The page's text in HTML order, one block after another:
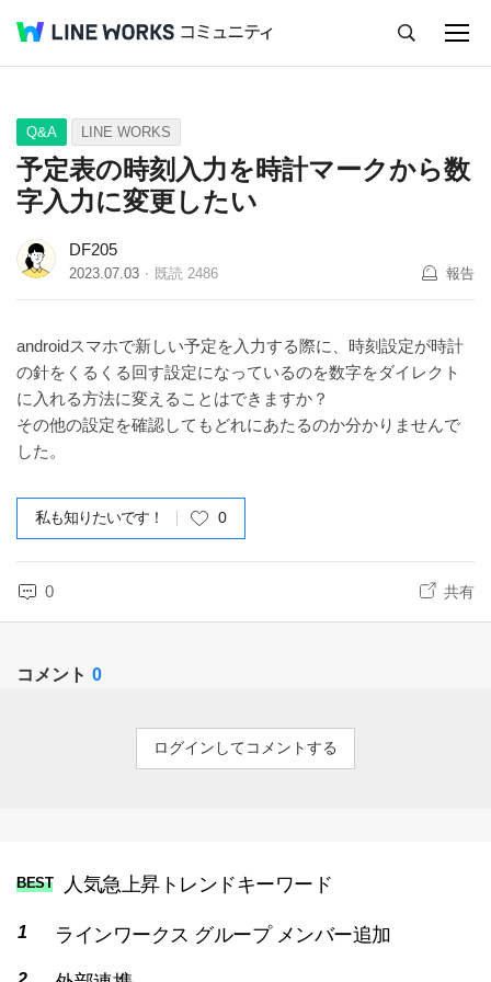
Q&A Tips Ideas
Q&A LINE WORKS
予定表の時刻入力を時計マークから数
字入力に変更したい
DF205
2023.07.03 既読 2486 報告
androidスマホで新しい予定を入力する際に、時刻設定が時計
の針をくるくる回す設定になっているのを数字をダイレクト
に入れる方法に変えることはできますか？
その他の設定を確認してもどれにあたるのか分かりませんで
した。
私も知りたいです！ 0
0 共有
コメント 0
ログインしてコメントする
BEST 人気急上昇トレンドキーワード
ラインワークス グループ メンバー追加